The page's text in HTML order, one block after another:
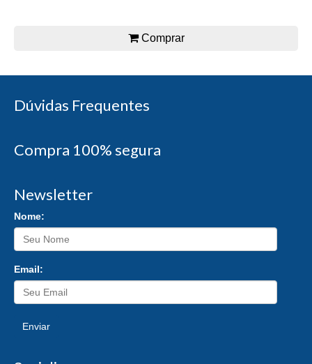
Comprar
Dúvidas Frequentes
Compra 100% segura
Newsletter
Nome:
Email:
Enviar